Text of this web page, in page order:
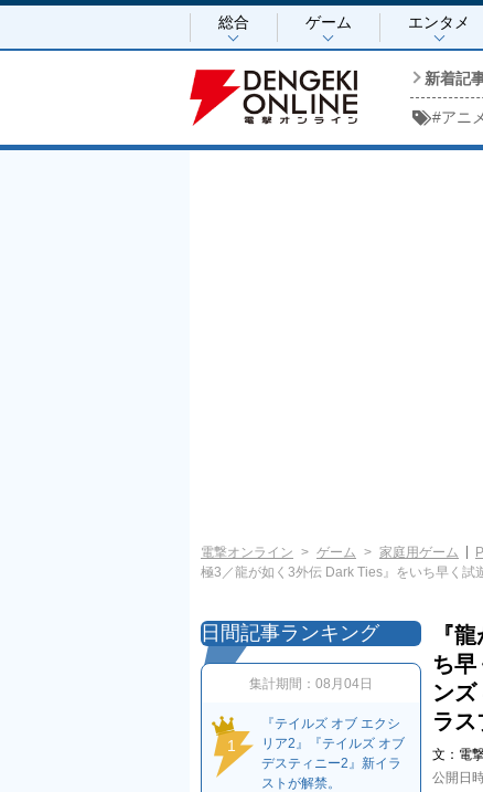
総合 ゲーム エンタメ
新着記
#アニ
電撃オンライン ゲーム 家庭用ゲーム
極3／龍が如く3外伝 Dark Ties』をいち早く試
『
ち
ンズ
ラス
文： 電
公開日
日間記事ランキング
集計期間： 08月04日
1
『テイルズ オブ エクシ
リア2』『テイルズ オブ
デスティニー2』新イラ
ストが解禁。